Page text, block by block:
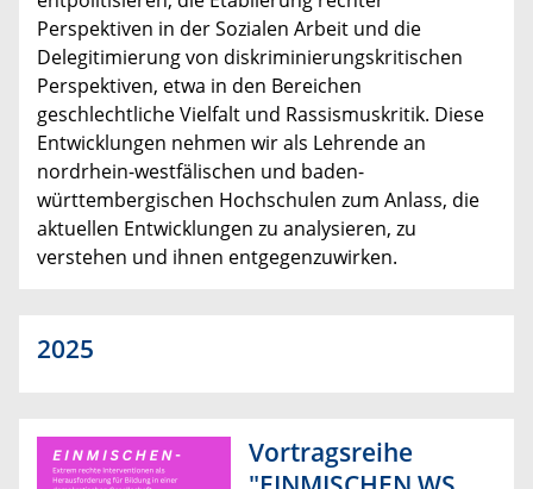
Perspektiven in der Sozialen Arbeit und die
Delegitimierung von diskriminierungskritischen
Perspektiven, etwa in den Bereichen
geschlechtliche Vielfalt und Rassismuskritik. Diese
Entwicklungen nehmen wir als Lehrende an
nordrhein-westfälischen und baden-
württembergischen Hochschulen zum Anlass, die
aktuellen Entwicklungen zu analysieren, zu
verstehen und ihnen entgegenzuwirken.
2025
Vortragsreihe